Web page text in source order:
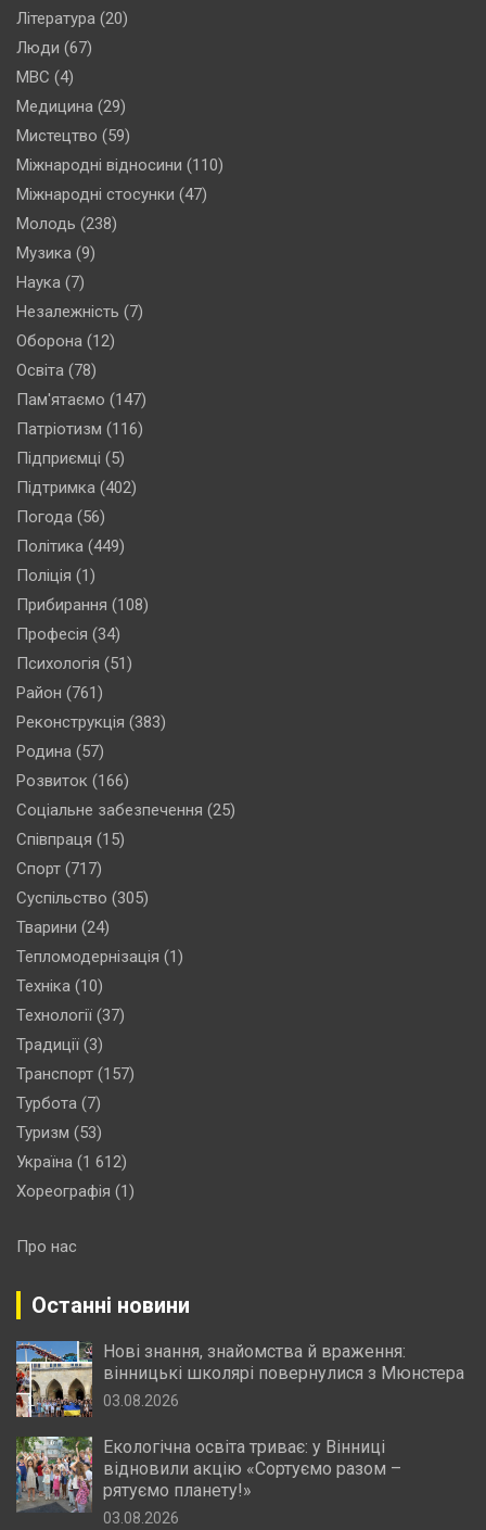
Література (20)
Люди (67)
МВС (4)
Медицина (29)
Мистецтво (59)
Міжнародні відносини (110)
Міжнародні стосунки (47)
Молодь (238)
Музика (9)
Наука (7)
Незалежність (7)
Оборона (12)
Освіта (78)
Пам'ятаємо (147)
Патріотизм (116)
Підприємці (5)
Підтримка (402)
Погода (56)
Політика (449)
Поліція (1)
Прибирання (108)
Професія (34)
Психологія (51)
Район (761)
Реконструкція (383)
Родина (57)
Розвиток (166)
Соціальне забезпечення (25)
Співпраця (15)
Спорт (717)
Суспільство (305)
Тварини (24)
Тепломодернізація (1)
Техніка (10)
Технології (37)
Традиції (3)
Транспорт (157)
Турбота (7)
Туризм (53)
Україна (1 612)
Хореографія (1)
Про нас
Останні новини
Нові знання, знайомства й враження:
вінницькі школярі повернулися з Мюнстера
03.08.2026
Екологічна освіта триває: у Вінниці
відновили акцію «Сортуємо разом –
рятуємо планету!»
03.08.2026